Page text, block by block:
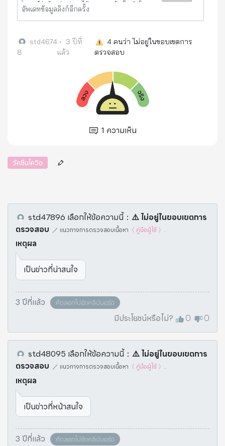
ศูนย์ต่อต้านข่าวปลอมได้ตรวจสอบข้อเท็จจริงโดย
กรมควบคุมโรค กระทรวงสาธารณสุข พบว่าประเด็น
ดังกล่าวนั้น เป
อัพเดทข้อมูลลิงก์อีกครั้ง
std4674
8
• 3 ปีที่
แล้ว
4คนว่า ไม่อยู่ในขอบเขตการ
ตรวจสอบ
1 ความเห็น
วัคซีนโควิด
std47896 เลือกให้ข้อความนี้： ⚠️️ ไม่อยู่ในขอบเขตการ
ตรวจสอบ ／ แนวทางการตรวจสอบเนื้อหา 《 คู่มือผู้ใช้ 》 .
เหตุผล
เป็นข่าวที่น่าสนใจ
3 ปีที่แล้ว คัดลอกไปยังคลิปบอร์ด
มีประโยชน์หรือไม่? 0 0
std48095 เลือกให้ข้อความนี้： ⚠️️ ไม่อยู่ในขอบเขตการ
ตรวจสอบ ／ แนวทางการตรวจสอบเนื้อหา 《 คู่มือผู้ใช้ 》 .
เหตุผล
เป็นข่าวที่หน้าสนใจ
3 ปีที่แล้ว คัดลอกไปยังคลิปบอร์ด